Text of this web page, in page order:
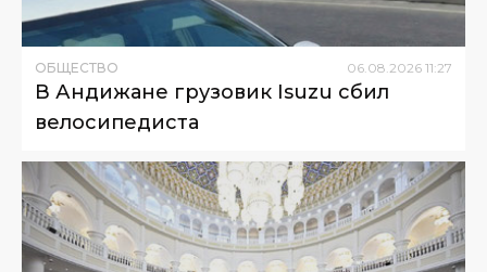
ОБЩЕСТВО 06.08.2026 11:27
В Андижане грузовик Isuzu сбил
велосипедиста